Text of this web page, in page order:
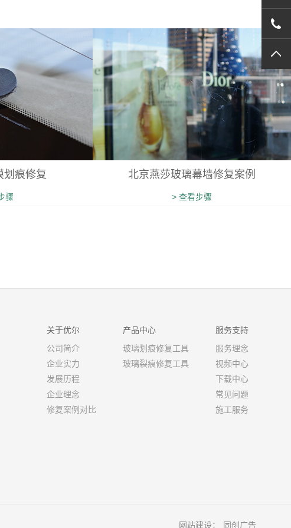
划痕修复
骤
北京燕莎玻璃幕墙修复案例
> 查看步骤
关于优尔
公司简介
企业实力
发展历程
企业理念
修复案例对比
产品中心
玻璃划痕修复工具
玻璃裂痕修复工具
服务支持
服务理念
视频中心
下载中心
常见问题
施工服务
网站建设： 同创广告